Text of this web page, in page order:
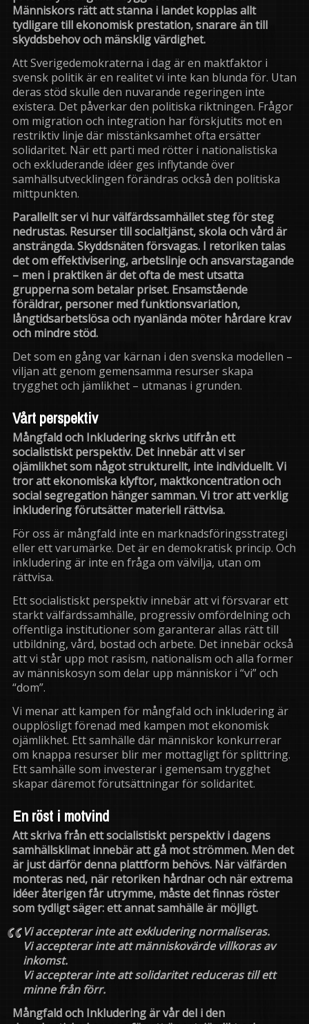
Människors rätt att stanna i landet kopplas allt
tydligare till ekonomisk prestation, snarare än till
skyddsbehov och mänsklig värdighet.
AttSverigedemokraterna i dag är en maktfaktor i
svensk politik är en realitet vi inte kan blunda för. Utan
deras stöd skulle den nuvarande regeringen inte
existera. Det påverkar den politiska riktningen. Frågor
om migration och integration har förskjutits mot en
restriktiv linje där misstänksamhet ofta ersätter
solidaritet. När ett parti med rötter i nationalistiska
och exkluderande idéer ges inflytande över
samhällsutvecklingen förändras också den politiska
mittpunkten.
Parallellt ser vi hur välfärdssamhället steg för steg
nedrustas. Resurser till socialtjänst, skola och vård är
ansträngda. Skyddsnäten försvagas. I retoriken talas
det om effektivisering, arbetslinje och ansvarstagande
– men i praktiken är det ofta de mest utsatta
grupperna som betalar priset. Ensamstående
föräldrar, personer med funktionsvariation,
långtidsarbetslösa och nyanlända möter hårdare krav
och mindre stöd.
Det som en gång var kärnan i den svenska modellen –
viljan att genom gemensamma resurser skapa
trygghet och jämlikhet – utmanas i grunden.
Vårt perspektiv
Mångfald och Inkludering skrivs utifrån ett
socialistiskt perspektiv. Det innebär att vi ser
ojämlikhet som något strukturellt, inte individuellt. Vi
tror att ekonomiska klyftor, maktkoncentration och
social segregation hänger samman. Vi tror att verklig
inkludering förutsätter materiell rättvisa.
För oss är mångfald inte en marknadsföringsstrategi
eller ett varumärke. Det är en demokratisk princip. Och
inkludering är inte en fråga om välvilja, utan om
rättvisa.
Ett socialistiskt perspektiv innebär att vi försvarar ett
starkt välfärdssamhälle, progressiv omfördelning och
offentliga institutioner som garanterar allas rätt till
utbildning, vård, bostad och arbete. Det innebär också
att vi står upp mot rasism, nationalism och alla former
av människosyn som delar upp människor i “vi” och
“dom”.
Vi menar att kampen för mångfald och inkludering är
oupplösligt förenad med kampen mot ekonomisk
ojämlikhet. Ett samhälle där människor konkurrerar
om knappa resurser blir mer mottagligt för splittring.
Ett samhälle som investerar i gemensam trygghet
skapar däremot förutsättningar för solidaritet.
En röst i motvind
Att skriva från ett socialistiskt perspektiv i dagens
samhällsklimat innebär att gå mot strömmen. Men det
är just därför denna plattform behövs. När välfärden
monteras ned, när retoriken hårdnar och när extrema
idéer återigen får utrymme, måste det finnas röster
som tydligt säger: ett annat samhälle är möjligt.
Vi accepterar inte att exkludering normaliseras.
Vi accepterar inte att människovärde villkoras av
inkomst.
Vi accepterar inte att solidaritet reduceras till ett
minne från förr.
Mångfald och Inkludering är vår del i den